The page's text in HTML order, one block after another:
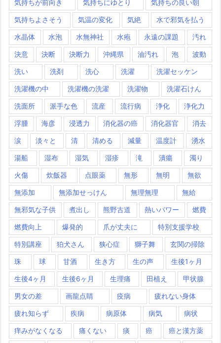
気持ちが前向き 気持ちにゆとり 気持ちの良い朝
気持ちよさそう 気温の変化 気絶 水で邪気を払う
水晶体 水泡 水無神社 水疱 永遠の課題 汚れ
決意 決断 決断力 沖縄県 油汚れ 泡 波動
洗い 洗剤 洗心 洗濯 洗濯セッケン
洗濯機の中 洗濯機の洗濯 洗濯物 洗濯石けん
洗面所 派手な色 流産 流行病 浄化 浄化力
浮腫 海彦 浸透力 消化器の癌 消化器官 消去
涙 淡々と 清 清める 減量 温度計 湧水
湯船 湿布 湿気 湿疹 滝 潰瘍 濁り
火傷 炊飯器 点眼薬 無形 無明 無欲
無添加 無添加せっけん 無理無理 無給
無邪気な子供 煮出し 熊野古道 熱いパワー 燃費
燃費向上 爆発的 爪が丈夫に 特別支援学校
特別講座 狛犬さん 狭心症 獅子舞 玄関の掃除
珠 球 甘酒 生き方 生の声 生後1ヶ月
生後4ヶ月 生後6ヶ月 生理痛 田植え 甲状腺
男女の差 画龍点睛 疫病 疲れない身体
疲れ知らず 疾病 病原体 病気 病状
痒みがなくなる 痛くない 痰 癌 癌と漢方薬